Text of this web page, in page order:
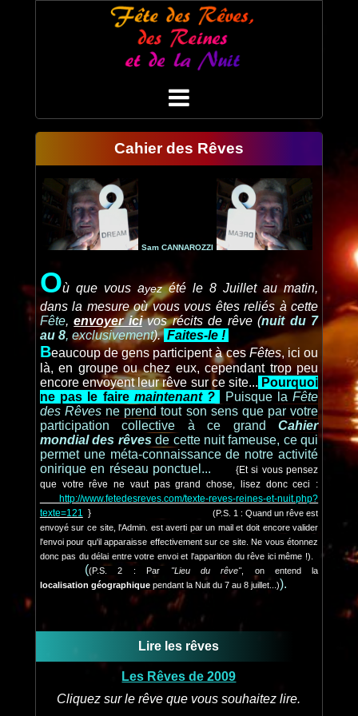
Cahier des Rêves
Sam CANNAROZZI
Où que vous ayez été le 8 Juillet au matin,
dans la mesure où vous vous êtes reliés à cette
Fête,envoyer icivos récits de rêve (nuit du 7
au 8, exclusivement). Faites-le !
Beaucoup de gens participent à ces Fêtes, ici ou
là, en groupe ou chez eux, cependant trop peu
encore envoyent leur rêve sur ce site... Pourquoi
ne pas le fairemaintenant ? Puisque laFête
des Rêvesne prend tout son sens que par votre
participation collective à ce grandCahier
mondial des rêvesde cette nuit fameuse, ce qui
permet une méta-connaissance de notre activité
onirique en réseau ponctuel...
{Et si vous pensez
que votre rêve ne vaut pas grand chose, lisez donc ceci :
http://www.fetedesreves.com/texte-reves-reines-et-nuit.php?
texte=121 }
(P.S. 1 : Quand un rêve est
envoyé sur ce site, l'Admin. est averti par un mail et doit encore valider
l'envoi pour qu'il apparaisse effectivement sur ce site. Ne vous étonnez
donc pas du délai entre votre envoi et l'apparition du rêve ici même !).
((P.S. 2 : Par "Lieu du rêve", on entend la
localisation géographique pendant la Nuit du 7 au 8 juillet...)).
Lire les rêves
Les Rêves de 2009
Cliquez sur le rêve que vous souhaitez lire.